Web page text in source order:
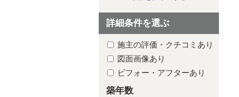
趣味や嗜好を中心に
詳細条件を選ぶ
施主の評価・クチコミあり
図面画像あり
ビフォー・アフターあり
築年数
洗面所・脱衣所